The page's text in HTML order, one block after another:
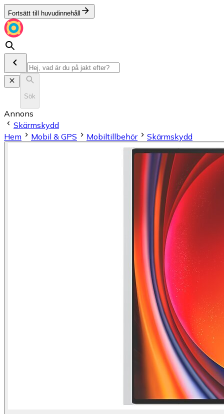
Fortsätt till huvudinnehåll
Sök
Annons
Skärmskydd
Hem
Mobil & GPS Mobiltillbehör Skärmskydd